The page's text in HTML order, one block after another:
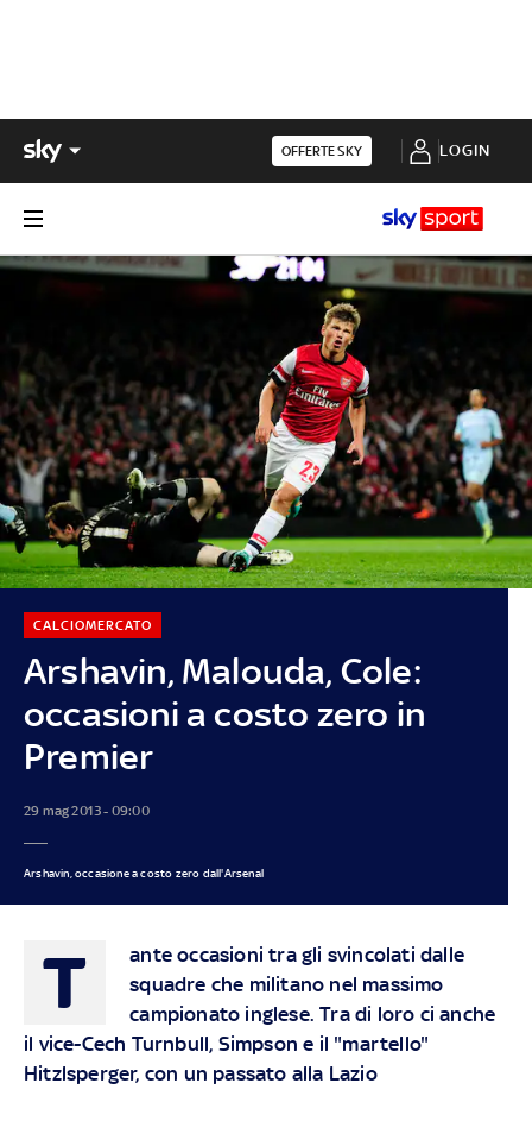
OFFERTE SKY LOGIN
Arshavin, Malouda, Cole:
occasioni a costo zero in
Premier
CALCIOMERCATO
29 mag 2013 - 09:00
Arshavin, occasione a costo zero dall'Arsenal
T
ante occasioni tra gli svincolati dalle
squadre che militano nel massimo
campionato inglese. Tra di loro ci anche
il vice-Cech Turnbull, Simpson e il "martello"
Hitzlsperger, con un passato alla Lazio